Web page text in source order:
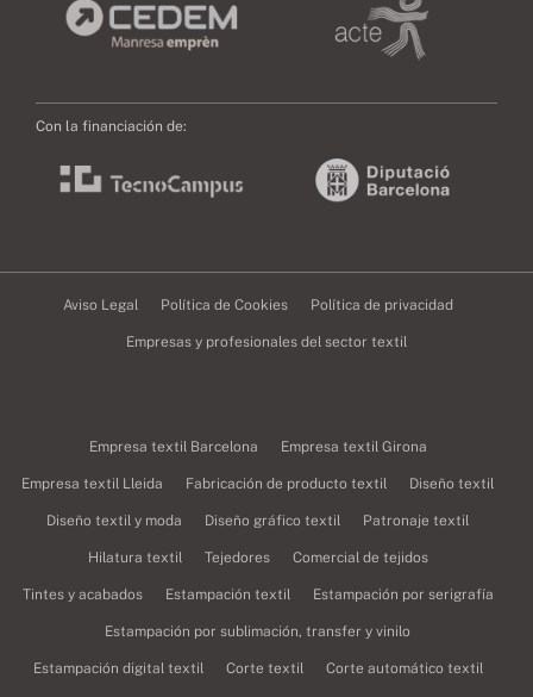
Con la financiación de:
Aviso Legal Política de Cookies Política de privacidad
Empresas y profesionales del sector textil
Empresa textil Barcelona Empresa textil Girona
Empresa textil Lleida Fabricación de producto textil Diseño textil
Diseño textil y moda Diseño gráfico textil Patronaje textil
Hilatura textil Tejedores Comercial de tejidos
Tintes y acabados Estampación textil Estampación por serigrafía
Estampación por sublimación, transfer y vinilo
Estampación digital textil Corte textil Corte automático textil